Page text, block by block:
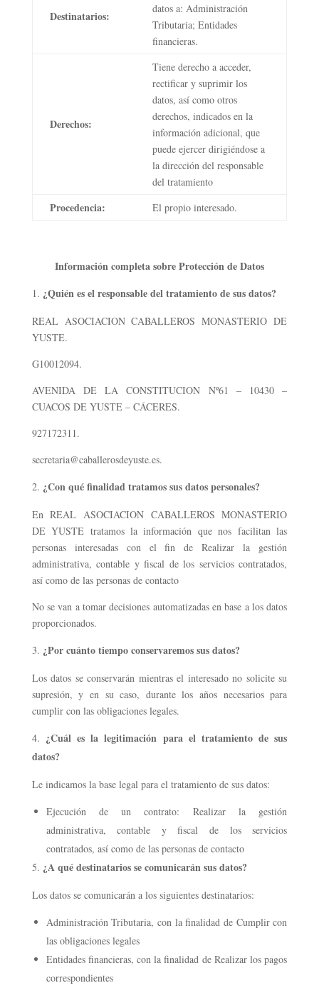
Destinatarios:
datos a: Administración
Tributaria; Entidades
financieras.
Derechos:
Tiene derecho a acceder,
rectificar y suprimir los
datos, así como otros
derechos, indicados en la
información adicional, que
puede ejercer dirigiéndose a
la dirección del responsable
del tratamiento
Procedencia: El propio interesado.
Información completa sobre Protección de Datos
¿Quién es el responsable del tratamiento de sus datos?
REAL ASOCIACION CABALLEROS MONASTERIO DE
YUSTE.
G10012094.
AVENIDA DE LA CONSTITUCION Nº61 – 10430 –
CUACOS DE YUSTE – CÁCERES.
927172311.
secretaria@caballerosdeyuste.es.
¿Con qué finalidad tratamos sus datos personales?
En REAL ASOCIACION CABALLEROS MONASTERIO
DE YUSTE tratamos la información que nos facilitan las
personas interesadas con el fin de Realizar la gestión
administrativa, contable y fiscal de los servicios contratados,
así como de las personas de contacto
No se van a tomar decisiones automatizadas en base a los datos
proporcionados.
¿Por cuánto tiempo conservaremos sus datos?
Los datos se conservarán mientras el interesado no solicite su
supresión, y en su caso, durante los años necesarios para
cumplir con las obligaciones legales.
¿Cuál es la legitimación para el tratamiento de sus
datos?
Le indicamos la base legal para el tratamiento de sus datos:
Ejecución de un contrato: Realizar la gestión
administrativa, contable y fiscal de los servicios
contratados, así como de las personas de contacto
¿A qué destinatarios se comunicarán sus datos?
Los datos se comunicarán a los siguientes destinatarios:
Administración Tributaria, con la finalidad de Cumplir con
las obligaciones legales
Entidades financieras, con la finalidad de Realizar los pagos
correspondientes